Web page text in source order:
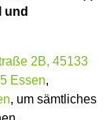
und
2B, 45133
Essen,
, um sämtliches